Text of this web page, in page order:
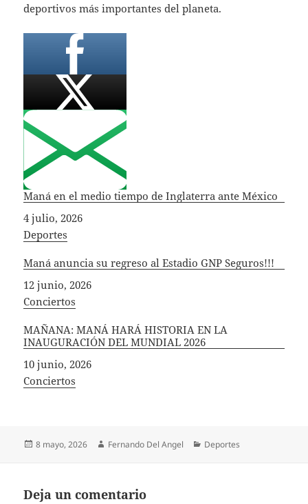
deportivos más importantes del planeta.
Maná en el medio tiempo de Inglaterra ante México
Fecha
4 julio, 2026
In relation to
Deportes
Maná anuncia su regreso al Estadio GNP Seguros!!!
Fecha
12 junio, 2026
In relation to
Conciertos
MAÑANA: MANÁ HARÁ HISTORIA EN LA
INAUGURACIÓN DEL MUNDIAL 2026
Fecha
10 junio, 2026
In relation to
Conciertos
Publicado
8 mayo, 2026 Autor
Fernando Del Angel Categorías
Deportes
Deja un comentario